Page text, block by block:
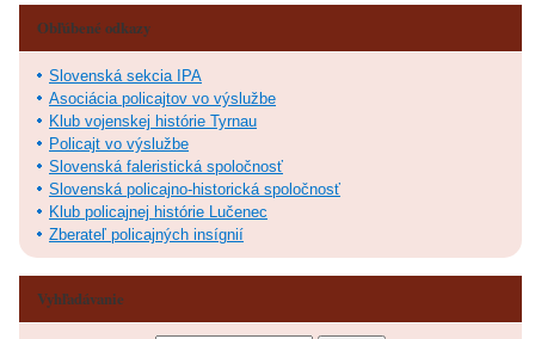
Obľúbené odkazy
Slovenská sekcia IPA
Asociácia policajtov vo výslužbe
Klub vojenskej histórie Tyrnau
Policajt vo výslužbe
Slovenská faleristická spoločnosť
Slovenská policajno-historická spoločnosť
Klub policajnej histórie Lučenec
Zberateľ policajných insígnií
Vyhľadávanie